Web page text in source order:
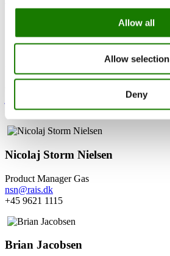
Allow all
Allow selection
Deny
+45 2967 4571
Nicolaj Storm Nielsen
Product Manager Gas
nsn@rais.dk
+45 9621 1115
Brian Jacobsen